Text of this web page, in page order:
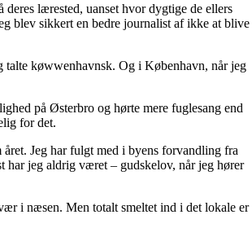
lærested, uanset hvor dygtige de ellers
blev sikkert en bedre journalist af ikke at blive
talte køwwenhavnsk. Og i København, når jeg
på Østerbro og hørte mere fuglesang end
for det.
Jeg har fulgt med i byens forvandling fra
har jeg aldrig været – gudskelov, når jeg hører
i næsen. Men totalt smeltet ind i det lokale er